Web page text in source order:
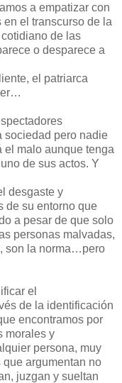
a empatizar con
el transcurso de la
de las
o desparece a
el patriarca
sociedad pero nadie
el malo aunque tenga
de sus actos. Y
desgaste y
de su entorno que
a pesar de que solo
personas malvadas,
son la norma…pero
el
de la identificación
encontramos por
morales y
persona, muy
argumentan no
juzgan y sueltan